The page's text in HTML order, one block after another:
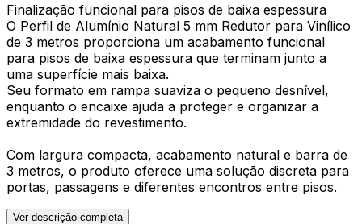
Finalização funcional para pisos de baixa espessura
O Perfil de Alumínio Natural 5 mm Redutor para Vinílico
de 3 metros proporciona um acabamento funcional
para pisos de baixa espessura que terminam junto a
uma superfície mais baixa.
Seu formato em rampa suaviza o pequeno desnível,
enquanto o encaixe ajuda a proteger e organizar a
extremidade do revestimento.
Com largura compacta, acabamento natural e barra de
3 metros, o produto oferece uma solução discreta para
portas, passagens e diferentes encontros entre pisos.
Ver descrição completa